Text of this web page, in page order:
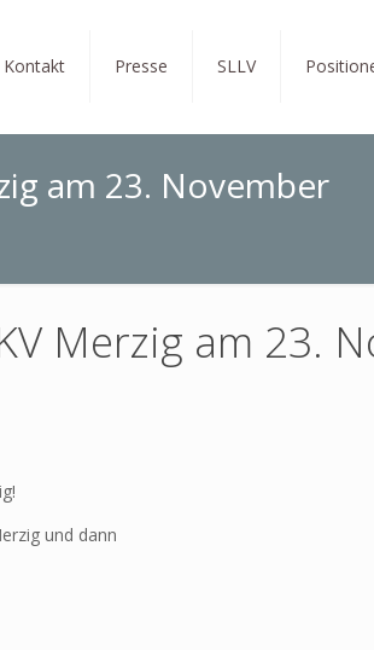
Kontakt Presse SLLV
am 23. November
Merzig am 23.
und dann